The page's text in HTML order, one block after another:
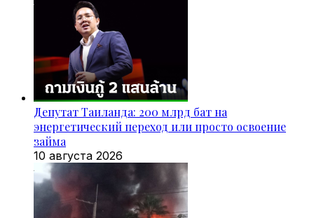
Депутат Таиланда: 200 млрд бат на
энергетический переход или просто освоение
займа
10 августа 2026